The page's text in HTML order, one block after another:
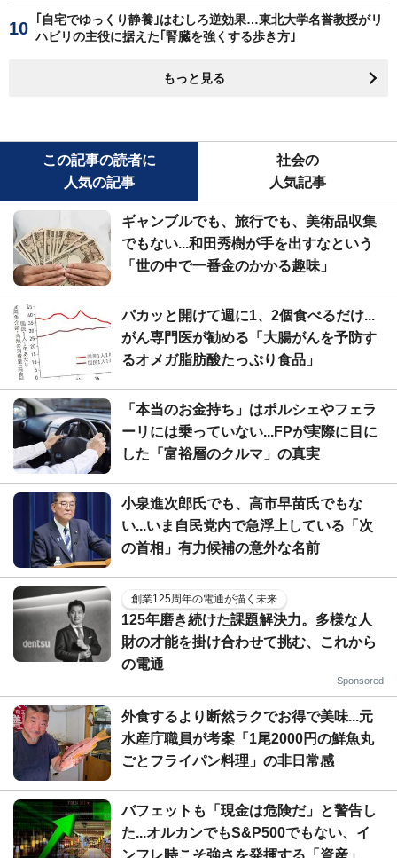
｢自宅でゆっくり静養｣はむしろ逆効果…東北大学名誉教授がリ
ハビリの主役に据えた｢腎臓を強くする歩き方｣
もっと見る
この記事の読者に
人気の記事
社会の
人気記事
ギャンブルでも、旅行でも、美術品収集
でもない...和田秀樹が手を出すなという
「世の中で一番金のかかる趣味」
パカッと開けて週に1、2個食べるだけ...
がん専門医が勧める「大腸がんを予防す
るオメガ脂肪酸たっぷり食品」
「本当のお金持ち」はポルシェやフェラ
ーリには乗っていない...FPが実際に目に
した「富裕層のクルマ」の真実
小泉進次郎氏でも、高市早苗氏でもな
い...いま自民党内で急浮上している「次
の首相」有力候補の意外な名前
創業125周年の電通が描く未来
125年磨き続けた課題解決力。多様な人
財の才能を掛け合わせて挑む、これから
の電通
Sponsored
外食するより断然ラクでお得で美味...元
水産庁職員が考案「1尾2000円の鮮魚丸
ごとフライパン料理」の非日常感
バフェットも「現金は危険だ」と警告し
た...オルカンでもS&P500でもない、イ
ンフレ時こそ強さを発揮する「資産」